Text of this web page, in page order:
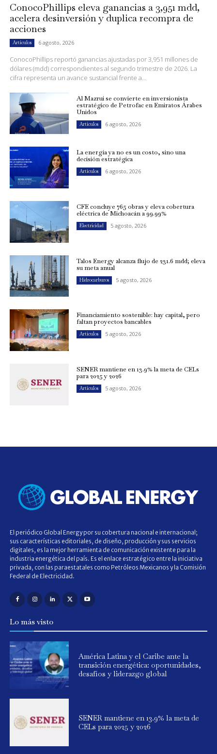
ConocoPhillips eleva ganancias a 3,951 mdd,
acelera desinversión y duplica recompra de
acciones
Artículos 6 agosto, 2026
ConocoPhillips reportó ganancias ajustadas por 3,951 millones de
dólares (mdd) correspondientes al segundo trimestre de 2026. La
cifra representa un avance sustancial frente a...
Al Mazrui se convierte en inversionista
estratégico de Petrofac en Emiratos Árabes
Unidos
Artículos 6 agosto, 2026
La energía ya no es un costo, sino una
decisión estratégica
Artículos 6 agosto, 2026
CFE concluye 765 obras y eleva cobertura
eléctrica de Michoacán a 99.99%
Electricidad 5 agosto, 2026
Talos Energy alcanza flujo de 231.6 mdd; eleva
su meta anual
Hidrocarburos 5 agosto, 2026
Financiamiento sostenible: hay capital, pero
faltan proyectos bancables
Artículos 5 agosto, 2026
SENER mantiene en 13.9% la meta de CELs
para 2025 y 2026
Artículos 5 agosto, 2026
El periódico Global Energy por su cobertura nacional e internacional;
sus características editoriales, de diseño, producción y sus servicios
digitales, es la mejor herramienta de comunicación existente para la
industria energética del país. Es el enlace estratégico entre la iniciativa
privada, con las paraestatales como Petróleos Mexicanos y la Comisión
Federal de Electricidad.
Lo más visto
América Latina y el Caribe ante la
transición energética: oportunidades,
desafíos y liderazgo global
SENER mantiene en 13.9% la meta de
CELs para 2025 y 2026